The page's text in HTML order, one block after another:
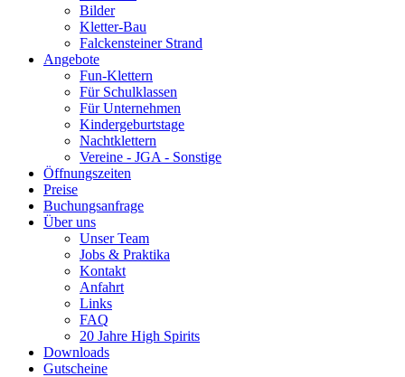
Bilder
Kletter-Bau
Falckensteiner Strand
Angebote
Fun-Klettern
Für Schulklassen
Für Unternehmen
Kindergeburtstage
Nachtklettern
Vereine - JGA - Sonstige
Öffnungszeiten
Preise
Buchungsanfrage
Über uns
Unser Team
Jobs & Praktika
Kontakt
Anfahrt
Links
FAQ
20 Jahre High Spirits
Downloads
Gutscheine